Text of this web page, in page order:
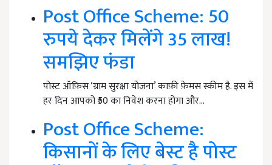
Post Office Scheme: 50
रुपये देकर मिलेंगे 35 लाख!
समझिए फंडा
पोस्ट ऑफ़िस ‘ग्राम सुरक्षा योजना’ काफ़ी फ़ेमस स्कीम है. इस में
हर दिन आपको ₹50 का निवेश करना होगा और…
Post Office Scheme:
किसानों के लिए बेस्ट है पोस्ट